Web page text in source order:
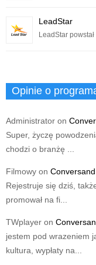
LeadStar
LeadStar
Opinie o
Administrator on
Super, życzę
chodzi o branżę ...
Filmowy on Conversand
Rejestruje się dziś,
promował na fi...
TWplayer on
jestem pod wrazeniem
kultura, wypłaty na...